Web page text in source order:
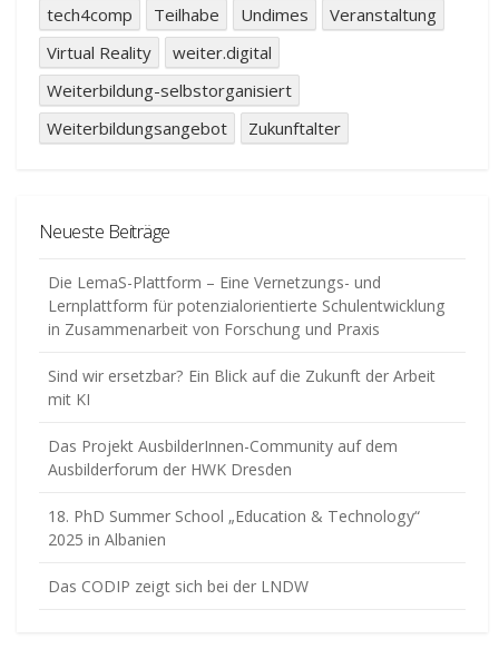
tech4comp
Teilhabe Undimes
Veranstaltung
Virtual Reality
weiter.digital
Weiterbildung-selbstorganisiert
Weiterbildungsangebot
Zukunftalter
Neueste Beiträge
Die LemaS-Plattform – Eine Vernetzungs- und
Lernplattform für potenzialorientierte Schulentwicklung
in Zusammenarbeit von Forschung und Praxis
Sind wir ersetzbar? Ein Blick auf die Zukunft der Arbeit
mit KI
Das Projekt AusbilderInnen-Community auf dem
Ausbilderforum der HWK Dresden
18. PhD Summer School „Education & Technology“
2025 in Albanien
Das CODIP zeigt sich bei der LNDW